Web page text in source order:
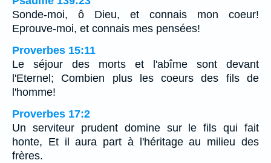
Sonde-moi, ô Dieu, et connais mon coeur!
Eprouve-moi, et connais mes pensées!
Proverbes 15:11
Le séjour des morts et l'abîme sont devant
l'Eternel; Combien plus les coeurs des fils de
l'homme!
Proverbes 17:2
Un serviteur prudent domine sur le fils qui fait
honte, Et il aura part à l'héritage au milieu des
frères.